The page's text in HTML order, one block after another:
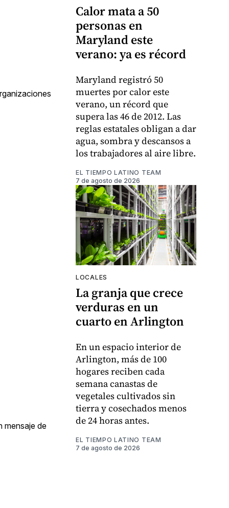
mensaje de
Calor mata a 50
personas en
Maryland este
verano: ya es récord
Maryland registró 50
muertes por calor este
verano, un récord que
supera las 46 de 2012. Las
reglas estatales obligan a dar
agua, sombra y descansos a
los trabajadores al aire libre.
EL TIEMPO LATINO TEAM
7 de agosto de 2026
LOCALES
La granja que crece
verduras en un
cuarto en Arlington
En un espacio interior de
Arlington, más de 100
hogares reciben cada
semana canastas de
vegetales cultivados sin
tierra y cosechados menos
de 24 horas antes.
EL TIEMPO LATINO TEAM
7 de agosto de 2026